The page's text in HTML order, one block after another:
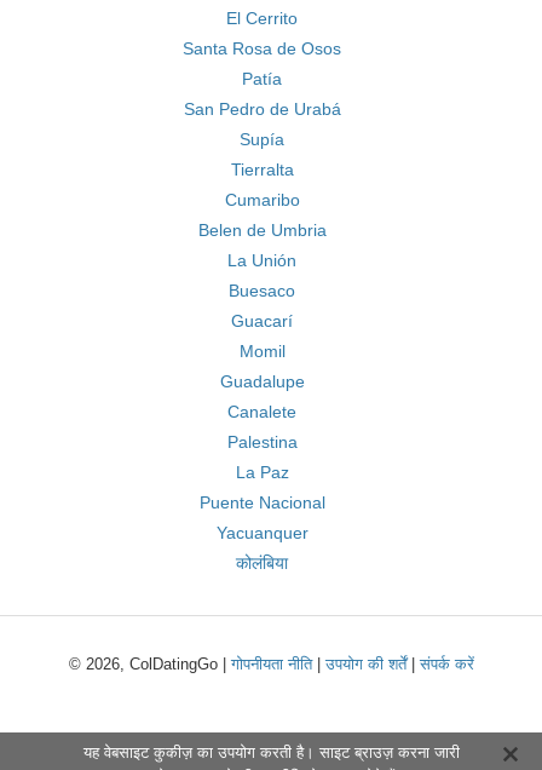
El Cerrito
Santa Rosa de Osos
Patía
San Pedro de Urabá
Supía
Tierralta
Cumaribo
Belen de Umbria
La Unión
Buesaco
Guacarí
Momil
Guadalupe
Canalete
Palestina
La Paz
Puente Nacional
Yacuanquer
कोलंबिया
© 2026, ColDatingGo |गोपनीयता नीति|उपयोग की शर्तें|संपर्क करें
यह वेबसाइट कुकीज़ का उपयोग करती है। साइट ब्राउज़ करना जारी